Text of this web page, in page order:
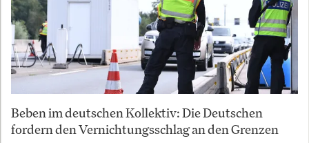
Beben im deutschen Kollektiv: Die Deutschen
fordern den Vernichtungsschlag an den Grenzen